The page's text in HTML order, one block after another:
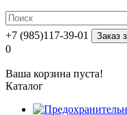
+7 (985)117-39-01 Заказ
0
Ваша корзина пуста!
Каталог